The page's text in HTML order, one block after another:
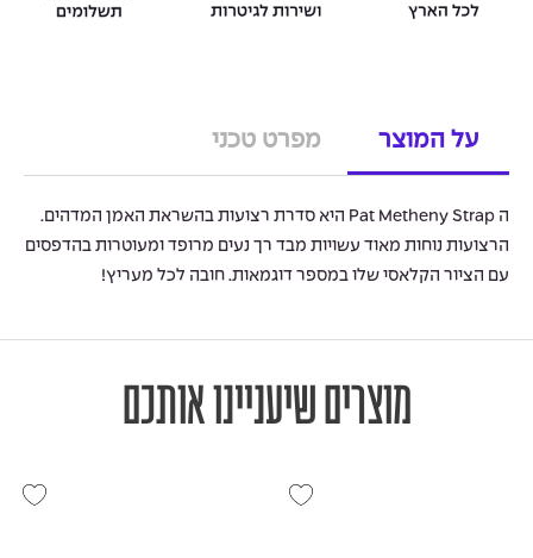
על המוצר מפרט טכני
ה Pat Metheny Strap היא סדרת רצועות בהשראת האמן המדהים.
הרצועות נוחות מאוד עשויות מבד רך נעים מרופד ומעוטרות בהדפסים
עם הציור הקלאסי שלו במספר דוגמאות. חובה לכל מעריץ!
מוצרים שיעניינו אותכם